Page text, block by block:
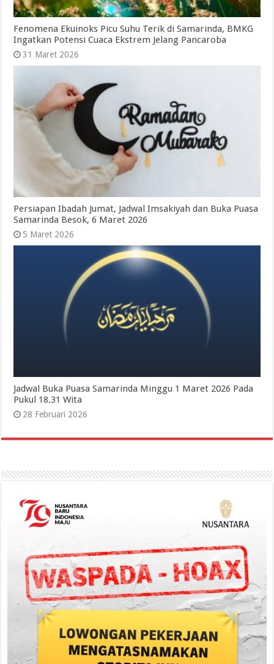
Fenomena Ekuinoks Picu Suhu Terik di Samarinda, BMKG
Ingatkan Potensi Cuaca Ekstrem Jelang Pancaroba
31 Maret 2026
Persiapan Ibadah Jumat, Jadwal Imsakiyah dan Buka Puasa
Samarinda Besok, 6 Maret 2026
5 Maret 2026
Jadwal Buka Puasa Samarinda Minggu 1 Maret 2026 Pada
Pukul 18.31 Wita
28 Februari 2026